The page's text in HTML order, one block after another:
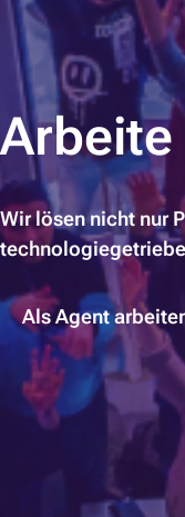
Arbeite
Wir lösen nicht nur
Als Agent